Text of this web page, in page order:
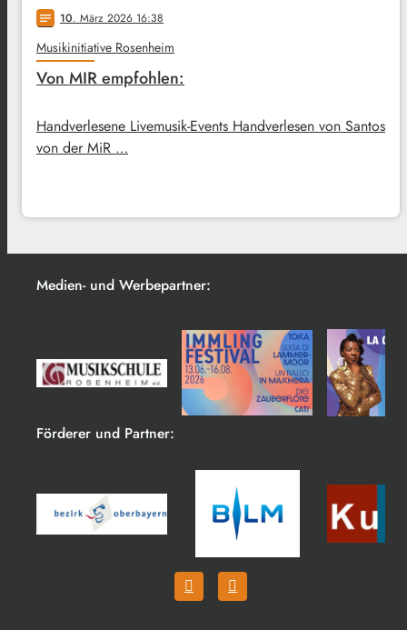
notes 10. März 2026 16:38
Musikinitiative Rosenheim
Von MIR empfohlen:
Handverlesene Livemusik-Events Handverlesen von Santos
von der MiR …
Medien- und Werbepartner:
Förderer und Partner: